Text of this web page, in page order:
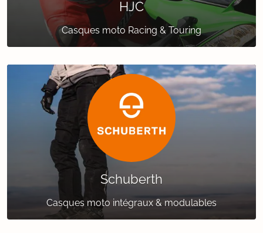
HJC
Casques moto Racing & Touring
Schuberth
Casques moto intégraux & modulables